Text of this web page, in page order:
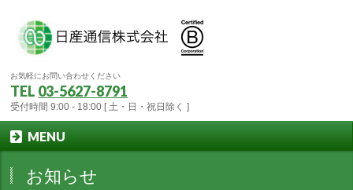
お気軽にお問い合わせください
TEL 03-5627-8791
受付時間 9:00 - 18:00 [ 土・日・祝日除く ]
MENU
お知らせ